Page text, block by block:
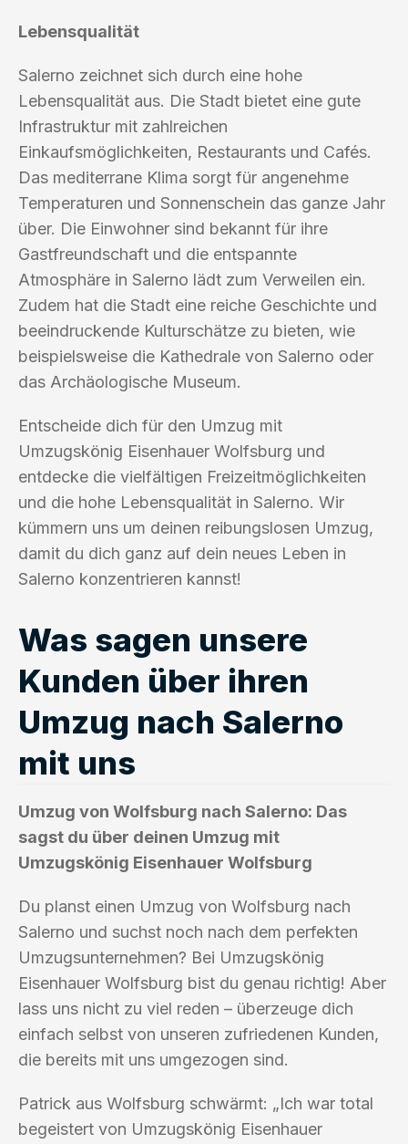
Lebensqualität
Salerno zeichnet sich durch eine hohe
Lebensqualität aus. Die Stadt bietet eine gute
Infrastruktur mit zahlreichen
Einkaufsmöglichkeiten, Restaurants und Cafés.
Das mediterrane Klima sorgt für angenehme
Temperaturen und Sonnenschein das ganze Jahr
über. Die Einwohner sind bekannt für ihre
Gastfreundschaft und die entspannte
Atmosphäre in Salerno lädt zum Verweilen ein.
Zudem hat die Stadt eine reiche Geschichte und
beeindruckende Kulturschätze zu bieten, wie
beispielsweise die Kathedrale von Salerno oder
das Archäologische Museum.
Entscheide dich für den Umzug mit
Umzugskönig Eisenhauer Wolfsburg und
entdecke die vielfältigen Freizeitmöglichkeiten
und die hohe Lebensqualität in Salerno. Wir
kümmern uns um deinen reibungslosen Umzug,
damit du dich ganz auf dein neues Leben in
Salerno konzentrieren kannst!
Was sagen unsere
Kunden über ihren
Umzug nach Salerno
mit uns
Umzug von Wolfsburg nach Salerno: Das
sagst du über deinen Umzug mit
Umzugskönig Eisenhauer Wolfsburg
Du planst einen Umzug von Wolfsburg nach
Salerno und suchst noch nach dem perfekten
Umzugsunternehmen? Bei Umzugskönig
Eisenhauer Wolfsburg bist du genau richtig! Aber
lass uns nicht zu viel reden – überzeuge dich
einfach selbst von unseren zufriedenen Kunden,
die bereits mit uns umgezogen sind.
Patrick aus Wolfsburg schwärmt: „Ich war total
begeistert von Umzugskönig Eisenhauer